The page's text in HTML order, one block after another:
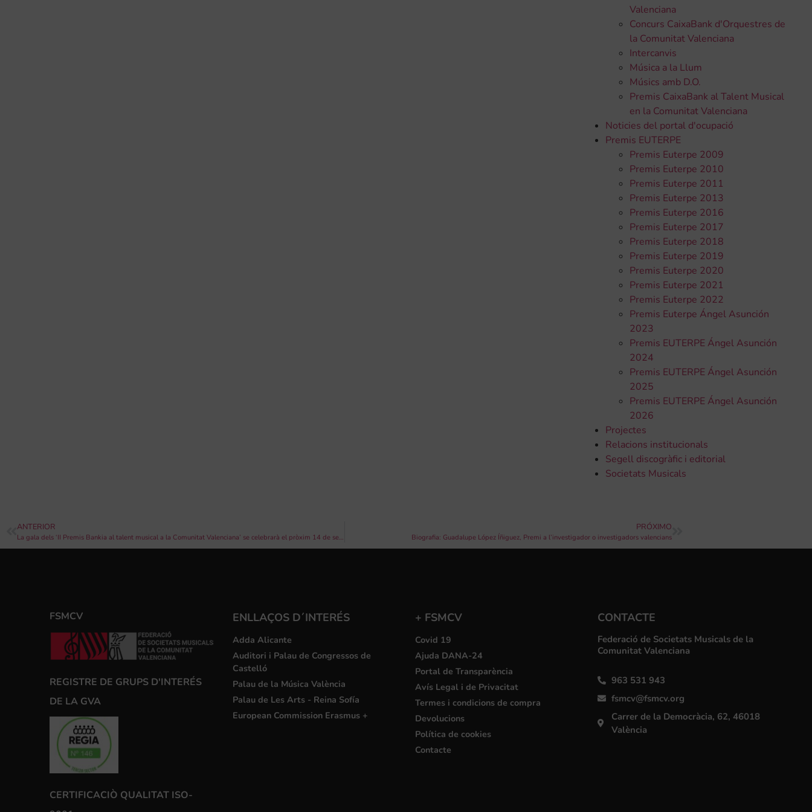
Valenciana
Concurs CaixaBank d'Orquestres de
la Comunitat Valenciana
Intercanvis
Música a la Llum
Músics amb D.O.
Premis CaixaBank al Talent Musical
en la Comunitat Valenciana
Noticies del portal d'ocupació
Premis EUTERPE
Premis Euterpe 2009
Premis Euterpe 2010
Premis Euterpe 2011
Premis Euterpe 2013
Premis Euterpe 2016
Premis Euterpe 2017
Premis Euterpe 2018
Premis Euterpe 2019
Premis Euterpe 2020
Premis Euterpe 2021
Premis Euterpe 2022
Premis Euterpe Ángel Asunción
2023
Premis EUTERPE Ángel Asunción
2024
Premis EUTERPE Ángel Asunción
2025
Premis EUTERPE Ángel Asunción
2026
Projectes
Relacions institucionals
Segell discogràfic i editorial
Societats Musicals
ANTERIOR
La gala dels ‘II Premis Bankia al talent musical a la Comunitat Valenciana’ se celebrarà el pròxim 14 de setembre
PRÓXIMO
Biografia: Guadalupe López Íñiguez, Premi a l’investigador o investigadors valencians
FSMCV
REGISTRE DE GRUPS D'INTERÉS
DE LA GVA
CERTIFICACIÒ QUALITAT ISO-
ENLLAÇOS D´INTERÉS
Adda Alicante
Auditori i Palau de Congressos de
Castelló
Palau de la Música València
Palau de Les Arts - Reina Sofía
European Commission Erasmus +
+ FSMCV
Covid 19
Ajuda DANA-24
Portal de Transparència
Avís Legal i de Privacitat
Termes i condicions de compra
Devolucions
Política de cookies
Contacte
CONTACTE
Federació de Societats Musicals de la
Comunitat Valenciana
963 531 943
fsmcv@fsmcv.org
Carrer de la Democràcia, 62, 46018
València